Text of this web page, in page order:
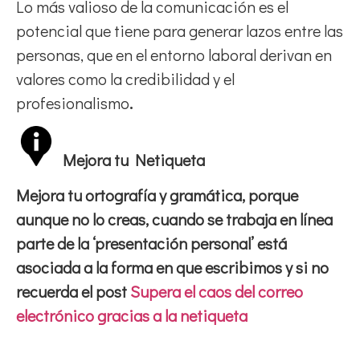
Lo más valioso de la comunicación es el
potencial que tiene para generar lazos entre las
personas, que en el entorno laboral derivan en
valores como la credibilidad y el
profesionalismo.
Mejora tu Netiqueta
Mejora tu ortografía y gramática, porque
aunque no lo creas, cuando se trabaja en línea
parte de la ‘presentación personal’ está
asociada a la forma en que escribimos y si no
recuerda el postSupera el caos del correo
electrónico gracias a la netiqueta